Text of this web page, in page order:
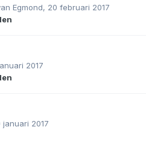
Egmond, 20 februari 2017
2017
januari 2017